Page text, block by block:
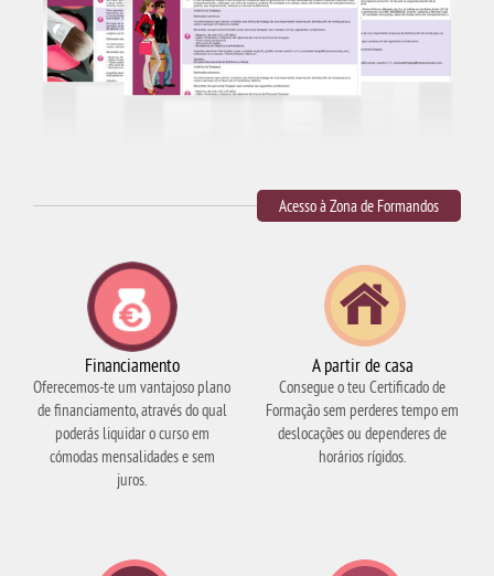
Acesso à Zona de Formandos
Financiamento
Oferecemos-te um vantajoso plano
de financiamento, através do qual
poderás liquidar o curso em
cómodas mensalidades e sem
juros.
A partir de casa
Consegue o teu Certificado de
Formação sem perderes tempo em
deslocações ou dependeres de
horários rígidos.